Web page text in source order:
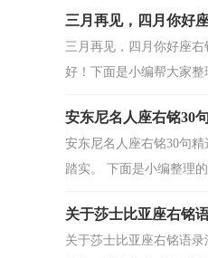
三月再见，四月你好
三月再见，四月你好座
好！下面是小编帮大家
安东尼名人座右铭30
安东尼名人座右铭30句
踏实。 下面是小编整理
关于莎士比亚座右铭
关于莎士比亚座右铭语